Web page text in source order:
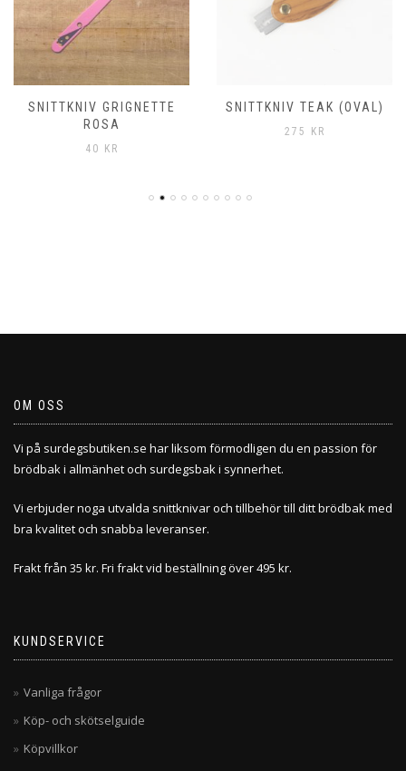
SNITTKNIV GRIGNETTE
ROSA
40 KR
SNITTKNIV TEAK (OVAL)
275 KR
OM OSS
Vi på surdegsbutiken.se har liksom förmodligen du en passion för
brödbak i allmänhet och surdegsbak i synnerhet.
Vi erbjuder noga utvalda snittknivar och tillbehör till ditt brödbak med
bra kvalitet och snabba leveranser.
Frakt från 35 kr. Fri frakt vid beställning över 495 kr.
KUNDSERVICE
Vanliga frågor
Köp- och skötselguide
Köpvillkor